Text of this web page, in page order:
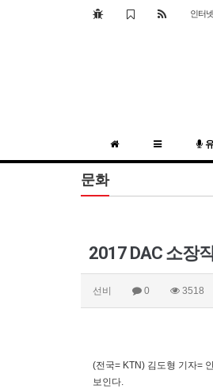
인터
문화
선비 0 3518
(전국= KTN) 김도형 기자=
보인다.